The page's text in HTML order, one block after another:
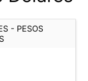
- PESOS